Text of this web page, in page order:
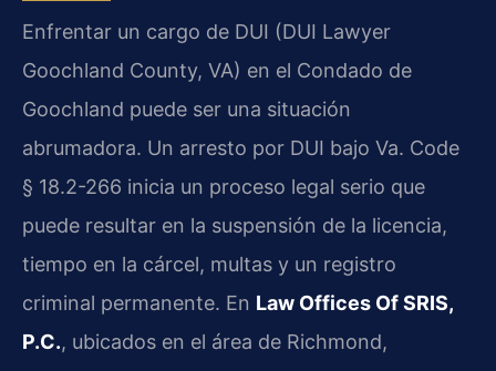
Enfrentar un cargo de DUI (DUI Lawyer
Goochland County, VA) en el Condado de
Goochland puede ser una situación
abrumadora. Un arresto por DUI bajo Va. Code
§ 18.2-266 inicia un proceso legal serio que
puede resultar en la suspensión de la licencia,
tiempo en la cárcel, multas y un registro
criminal permanente. En Law Offices Of SRIS,
P.C., ubicados en el área de Richmond,